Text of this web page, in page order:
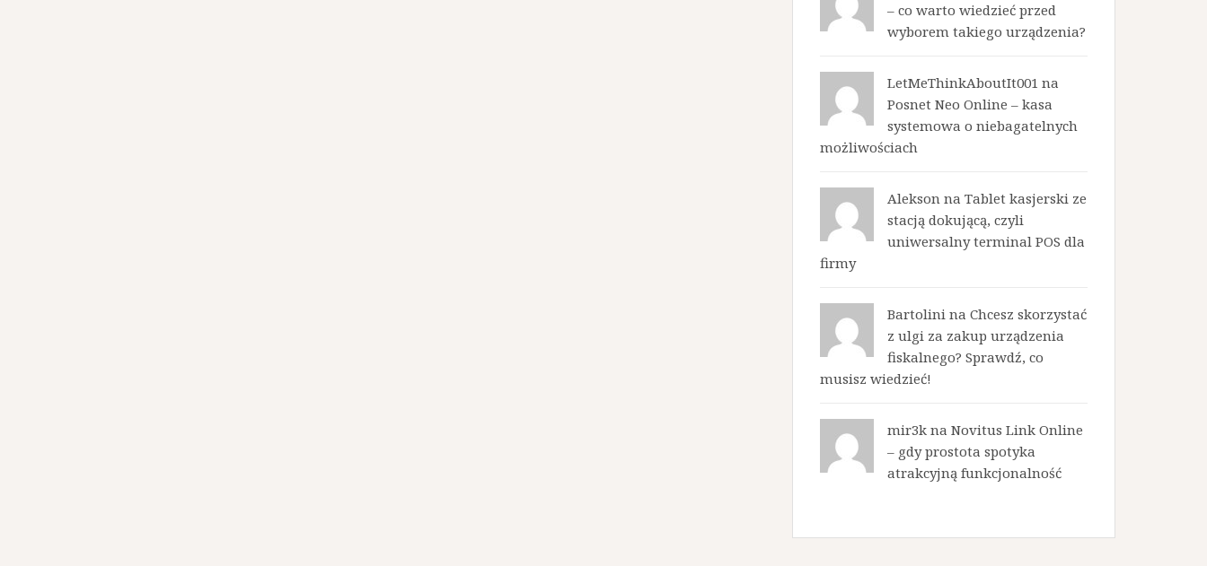
– co warto wiedzieć przed
wyborem takiego urządzenia?
LetMeThinkAboutIt001 na
Posnet Neo Online – kasa
systemowa o niebagatelnych
możliwościach
Alekson na Tablet kasjerski ze
stacją dokującą, czyli
uniwersalny terminal POS dla
firmy
Bartolini na Chcesz skorzystać
z ulgi za zakup urządzenia
fiskalnego? Sprawdź, co
musisz wiedzieć!
mir3k na Novitus Link Online
– gdy prostota spotyka
atrakcyjną funkcjonalność